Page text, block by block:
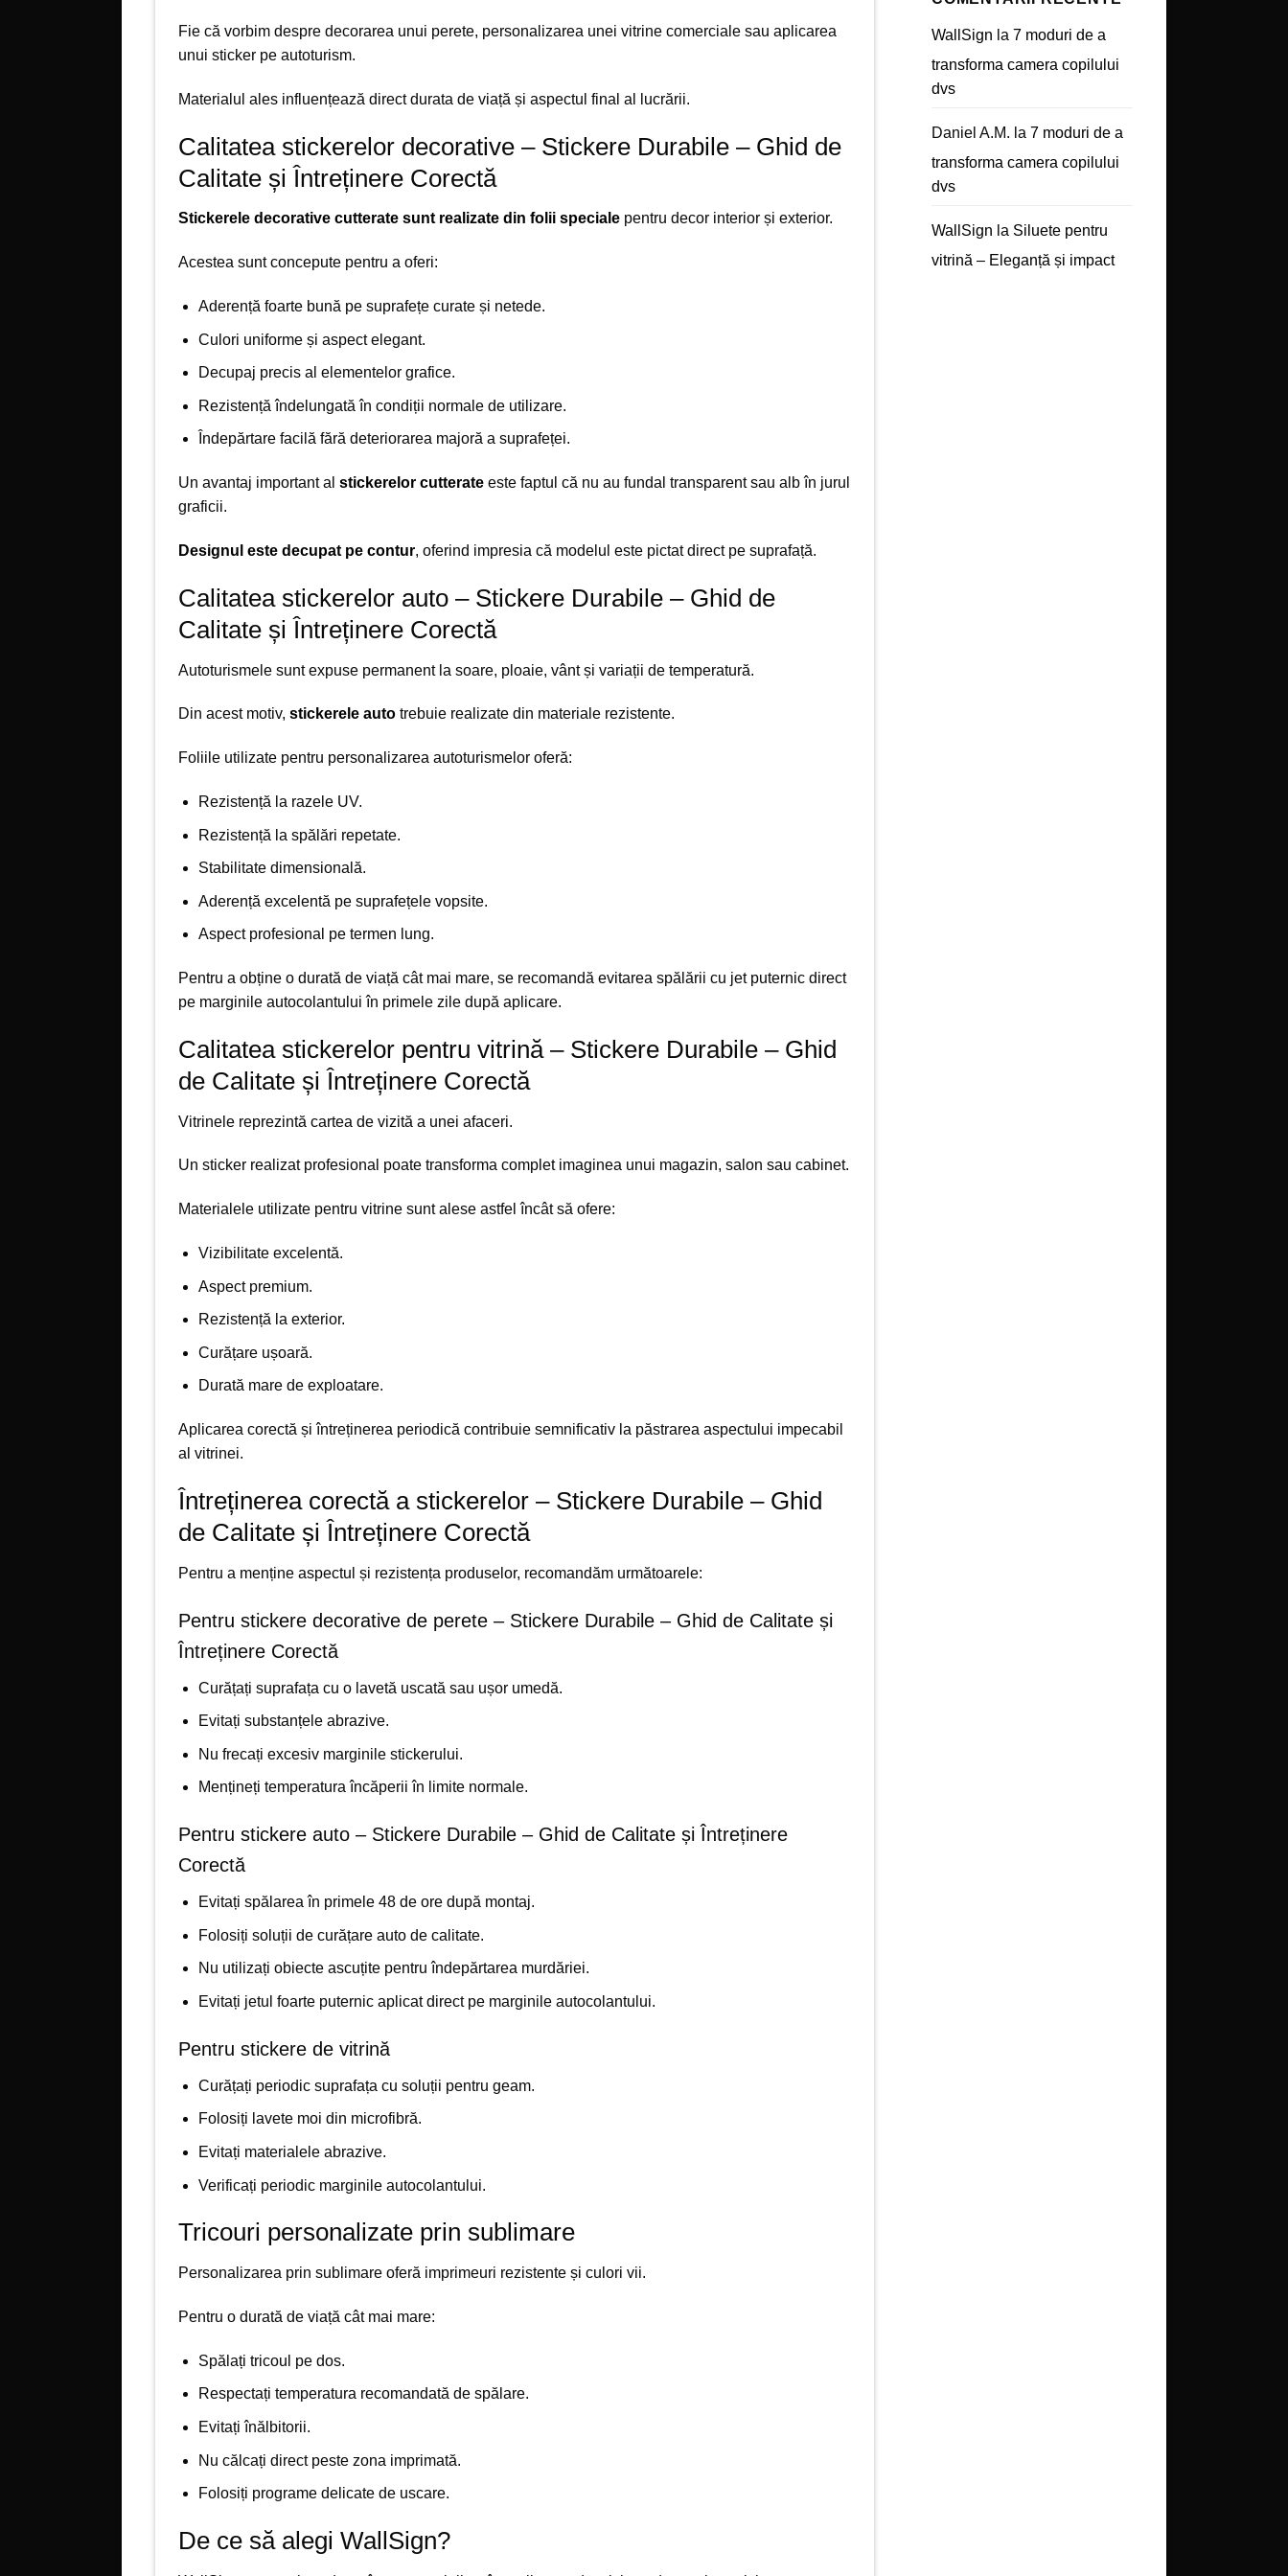
Fie că vorbim despre decorarea unui perete, personalizarea unei vitrine comerciale sau aplicarea
unui sticker pe autoturism.
Materialul ales influențează direct durata de viață și aspectul final al lucrării.
Calitatea stickerelor decorative – Stickere Durabile – Ghid de
Calitate și Întreținere Corectă
Stickerele decorative cutterate sunt realizate din folii speciale pentru decor interior și exterior.
Acestea sunt concepute pentru a oferi:
Aderență foarte bună pe suprafețe curate și netede.
Culori uniforme și aspect elegant.
Decupaj precis al elementelor grafice.
Rezistență îndelungată în condiții normale de utilizare.
Îndepărtare facilă fără deteriorarea majoră a suprafeței.
Un avantaj important al stickerelor cutterate este faptul că nu au fundal transparent sau alb în jurul
graficii.
Designul este decupat pe contur, oferind impresia că modelul este pictat direct pe suprafață.
Calitatea stickerelor auto – Stickere Durabile – Ghid de
Calitate și Întreținere Corectă
Autoturismele sunt expuse permanent la soare, ploaie, vânt și variații de temperatură.
Din acest motiv, stickerele auto trebuie realizate din materiale rezistente.
Foliile utilizate pentru personalizarea autoturismelor oferă:
Rezistență la razele UV.
Rezistență la spălări repetate.
Stabilitate dimensională.
Aderență excelentă pe suprafețele vopsite.
Aspect profesional pe termen lung.
Pentru a obține o durată de viață cât mai mare, se recomandă evitarea spălării cu jet puternic direct
pe marginile autocolantului în primele zile după aplicare.
Calitatea stickerelor pentru vitrină – Stickere Durabile – Ghid
de Calitate și Întreținere Corectă
Vitrinele reprezintă cartea de vizită a unei afaceri.
Un sticker realizat profesional poate transforma complet imaginea unui magazin, salon sau cabinet.
Materialele utilizate pentru vitrine sunt alese astfel încât să ofere:
Vizibilitate excelentă.
Aspect premium.
Rezistență la exterior.
Curățare ușoară.
Durată mare de exploatare.
Aplicarea corectă și întreținerea periodică contribuie semnificativ la păstrarea aspectului impecabil
al vitrinei.
Întreținerea corectă a stickerelor – Stickere Durabile – Ghid
de Calitate și Întreținere Corectă
Pentru a menține aspectul și rezistența produselor, recomandăm următoarele:
Pentru stickere decorative de perete – Stickere Durabile – Ghid de Calitate și
Întreținere Corectă
Curățați suprafața cu o lavetă uscată sau ușor umedă.
Evitați substanțele abrazive.
Nu frecați excesiv marginile stickerului.
Mențineți temperatura încăperii în limite normale.
Pentru stickere auto – Stickere Durabile – Ghid de Calitate și Întreținere
Corectă
Evitați spălarea în primele 48 de ore după montaj.
Folosiți soluții de curățare auto de calitate.
Nu utilizați obiecte ascuțite pentru îndepărtarea murdăriei.
Evitați jetul foarte puternic aplicat direct pe marginile autocolantului.
Pentru stickere de vitrină
Curățați periodic suprafața cu soluții pentru geam.
Folosiți lavete moi din microfibră.
Evitați materialele abrazive.
Verificați periodic marginile autocolantului.
Tricouri personalizate prin sublimare
Personalizarea prin sublimare oferă imprimeuri rezistente și culori vii.
Pentru o durată de viață cât mai mare:
Spălați tricoul pe dos.
Respectați temperatura recomandată de spălare.
Evitați înălbitorii.
Nu călcați direct peste zona imprimată.
Folosiți programe delicate de uscare.
De ce să alegi WallSign?
WallSign la 7 moduri de a
transforma camera copilului
dvs
Daniel A.M. la 7 moduri de a
transforma camera copilului
dvs
WallSign la Siluete pentru
vitrină – Eleganță și impact